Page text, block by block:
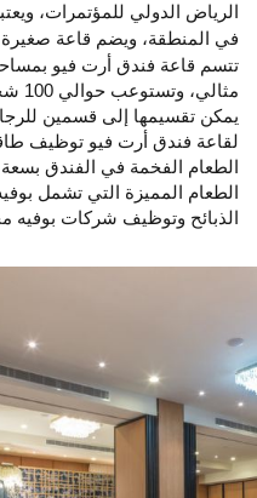
الرياض الدولي للمؤتمرات،
في المنطقة، ويضم قاعة صغيرة
تتسم قاعة فندق أرت فيو
يمكن تقسيمها إلى قسمين
لقاعة فندق أرت فيو توظيف
الطعام المميزة التي تشمل
الذبائح وتوظيف شركات بوفيه